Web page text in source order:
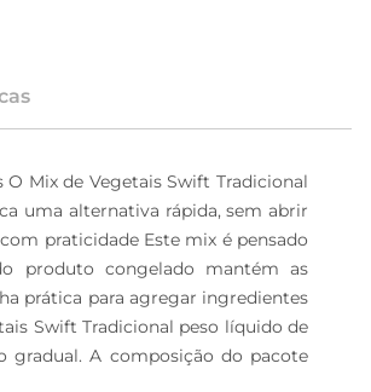
Mix de Vegetais Swift Tradicional
uma alternativa rápida, sem abrir
praticidade Este mix é pensado
produto congelado mantém as
prática para agregar ingredientes
Swift Tradicional peso líquido de
gradual. A composição do pacote